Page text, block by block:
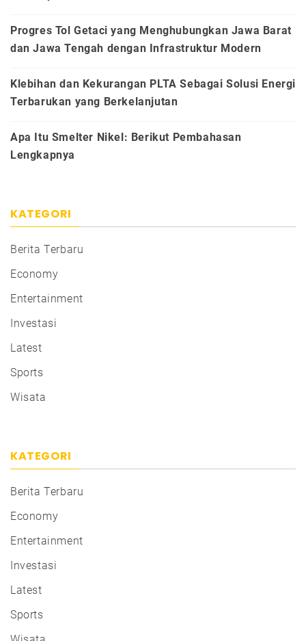
Progres Tol Getaci yang Menghubungkan Jawa Barat
dan Jawa Tengah dengan Infrastruktur Modern
Klebihan dan Kekurangan PLTA Sebagai Solusi Energi
Terbarukan yang Berkelanjutan
Apa Itu Smelter Nikel: Berikut Pembahasan
Lengkapnya
KATEGORI
Berita Terbaru
Economy
Entertainment
Investasi
Latest
Sports
Wisata
KATEGORI
Berita Terbaru
Economy
Entertainment
Investasi
Latest
Sports